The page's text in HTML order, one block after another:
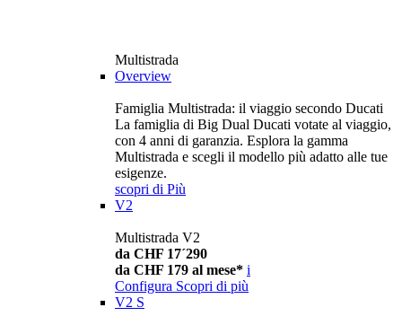
Multistrada
Overview
Famiglia Multistrada: il viaggio secondo Ducati
La famiglia di Big Dual Ducati votate al viaggio,
con 4 anni di garanzia. Esplora la gamma
Multistrada e scegli il modello più adatto alle tue
esigenze.
scopri di Più
V2
Multistrada V2
da CHF 17´290
da CHF 179 al mese* i
Configura Scopri di più
V2 S